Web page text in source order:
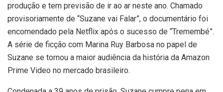
produção e tem previsão de ir ao ar neste ano. Chamado
provisoriamente de “Suzane vai Falar”, o documentário foi
encomendado pela Netflix após o sucesso de “Tremembé”.
A série de ficção com Marina Ruy Barbosa no papel de
Suzane se tornou a maior audiência da história da Amazon
Prime Video no mercado brasileiro.